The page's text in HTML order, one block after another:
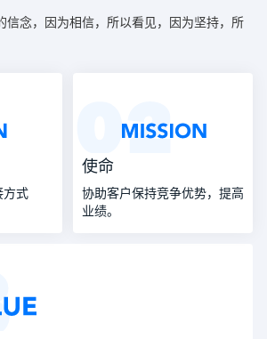
信念，因为相信，所以看见，因为坚持，所
方式
使命
协助客户保持竞争优势，提高
业绩。